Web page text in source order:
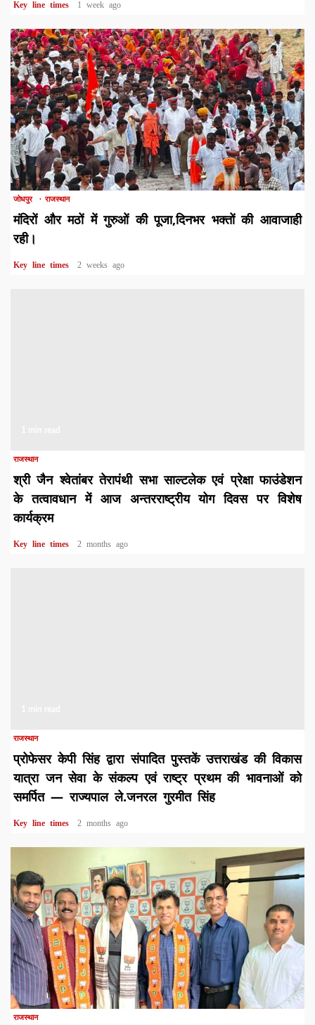
Key line times 1 week ago
1 min read
जोधपुर राजस्थान
मंदिरों और मठों में गुरुओं की पूजा,दिनभर भक्तों की आवाजाही
रही।
Key line times 2 weeks ago
राजस्थान
श्री जैन श्वेतांबर तेरापंथी सभा साल्टलेक एवं प्रेक्षा फाउंडेशन
के तत्वावधान में आज अन्तरराष्ट्रीय योग दिवस पर विशेष
कार्यक्रम
Key line times 2 months ago
राजस्थान
प्रोफेसर केपी सिंह द्वारा संपादित पुस्तकें उत्तराखंड की विकास
यात्रा जन सेवा के संकल्प एवं राष्ट्र प्रथम की भावनाओं को
समर्पित — राज्यपाल ले.जनरल गुरमीत सिंह
Key line times 2 months ago
1 min read
राजस्थान